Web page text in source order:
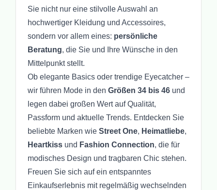
Sie nicht nur eine stilvolle Auswahl an
hochwertiger Kleidung und Accessoires,
sondern vor allem eines: persönliche
Beratung, die Sie und Ihre Wünsche in den
Mittelpunkt stellt.
Ob elegante Basics oder trendige Eyecatcher –
wir führen Mode in den Größen 34 bis 46 und
legen dabei großen Wert auf Qualität,
Passform und aktuelle Trends. Entdecken Sie
beliebte Marken wie Street One, Heimatliebe,
Heartkiss und Fashion Connection, die für
modisches Design und tragbaren Chic stehen.
Freuen Sie sich auf ein entspanntes
Einkaufserlebnis mit regelmäßig wechselnden